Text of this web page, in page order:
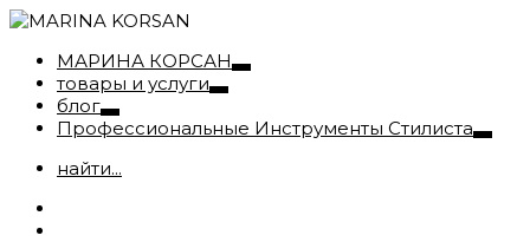
МАРИНА КОРСАН
товары и услуги
блог
Профессиональные Инструменты Стилиста
найти...